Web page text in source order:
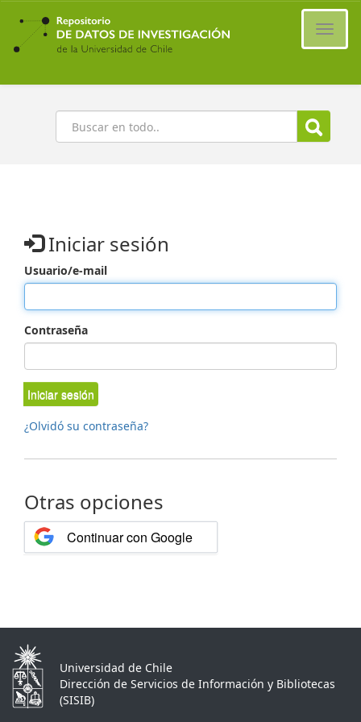
Ir
contenido
principal
Buscar
Iniciar sesión
Usuario/e-mail
Contraseña
Iniciar sesión
¿Olvidó su contraseña?
Otras opciones
Continuar con Google
Universidad de Chile
Dirección de Servicios de Información y Bibliotecas
(SISIB)